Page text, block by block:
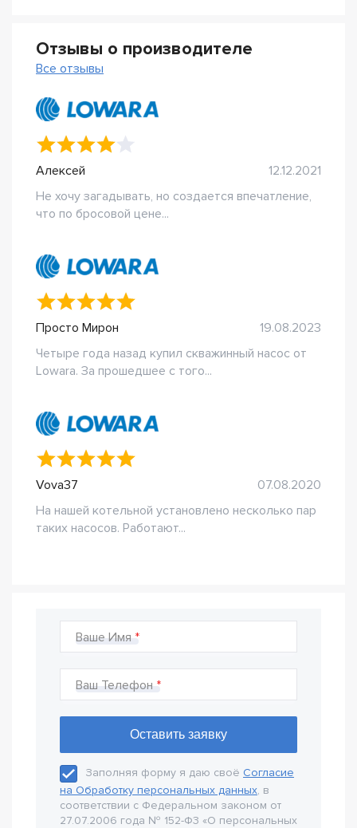
Отзывы о производителе
Все отзывы
Алексей
12.12.2021
Не хочу загадывать, но создается впечатление,
что по бросовой цене...
Просто Мирон
19.08.2023
Четыре года назад купил скважинный насос от
Lowara. За прошедшее с того...
Vova37
07.08.2020
На нашей котельной установлено несколько пар
таких насосов. Работают...
Ваше Имя
Ваш Телефон
Заполняя форму я даю своё Согласие
на Обработку персональных данных, в
соответствии с Федеральном законом от
27.07.2006 года № 152-Ф3 «О персональных